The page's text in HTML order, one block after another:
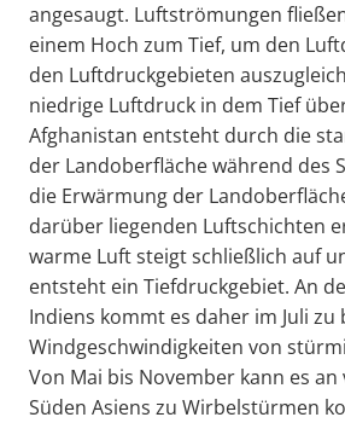
angesaugt. Luftströmungen
einem Hoch zum Tief, um den
den Luftdruckgebieten
niedrige Luftdruck in dem Tief
Afghanistan entsteht durch die
der Landoberfläche während des
die Erwärmung der
darüber liegenden Luftschichten
warme Luft steigt schließlich auf
entsteht ein Tiefdruckgebiet. An
Indiens kommt es daher im Juli
Windgeschwindigkeiten von
Von Mai bis November kann es
Süden Asiens zu Wirbelstürmen